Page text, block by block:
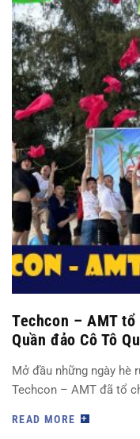
Techcon – AMT
Quần đảo Cô Tô
Mở đầu những ngày hè
Techcon – AMT đã tổ
READ MORE